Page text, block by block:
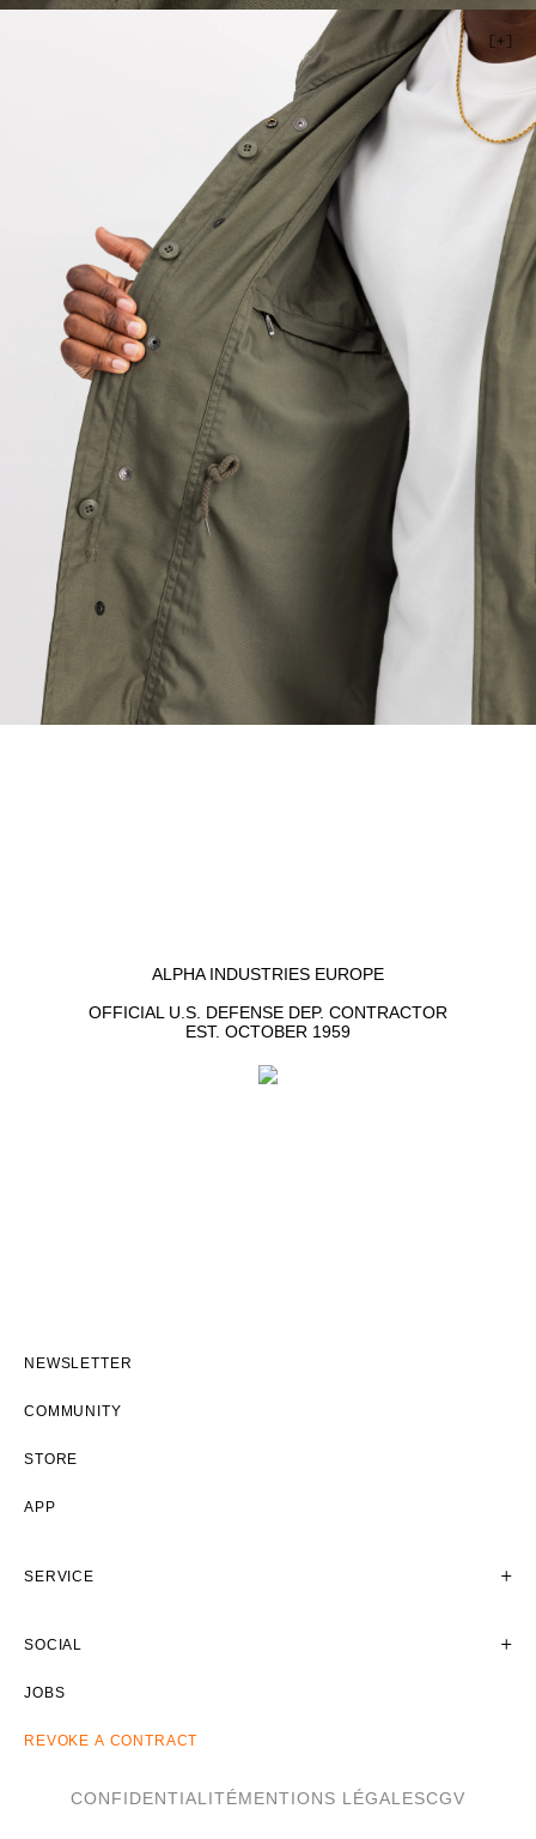
ALPHA INDUSTRIES EUROPE
OFFICIAL U.S. DEFENSE DEP. CONTRACTOR
EST. OCTOBER 1959
NEWSLETTER
COMMUNITY
STORE
APP
SERVICE
SOCIAL
JOBS
REVOKE A CONTRACT
CONFIDENTIALITÉMENTIONS LÉGALESCGV